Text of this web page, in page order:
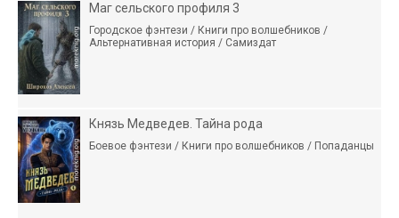
Маг сельского профиля 3
Городское фэнтези / Книги про волшебников /
Альтернативная история / Самиздат
Князь Медведев. Тайна рода
Боевое фэнтези / Книги про волшебников / Попаданцы